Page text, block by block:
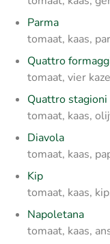
Parma
tomaat, kaas,
Quattro
tomaat, vier
Quattro stagioni
tomaat, kaas,
Diavola
tomaat, kaas,
Kip
tomaat, kaas,
Napoletana
tomaat, kaas,